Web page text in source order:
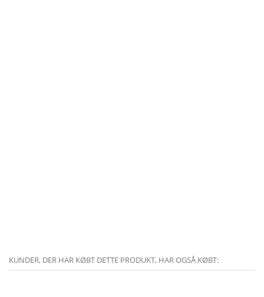
KUNDER, DER HAR KØBT DETTE PRODUKT, HAR OGSÅ KØBT: